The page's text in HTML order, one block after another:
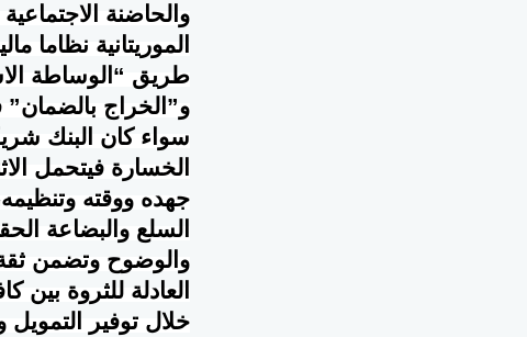
والحاضنة
الموريتانية نظاما
طريق “الوساطة
و”الخراج
سواء كان البنك
الخسارة فيتحمل
جهده ووقته
السلع والبضاعة
والوضوح وتضمن ثقة
العادلة للثروة
خلال توفير التمويل